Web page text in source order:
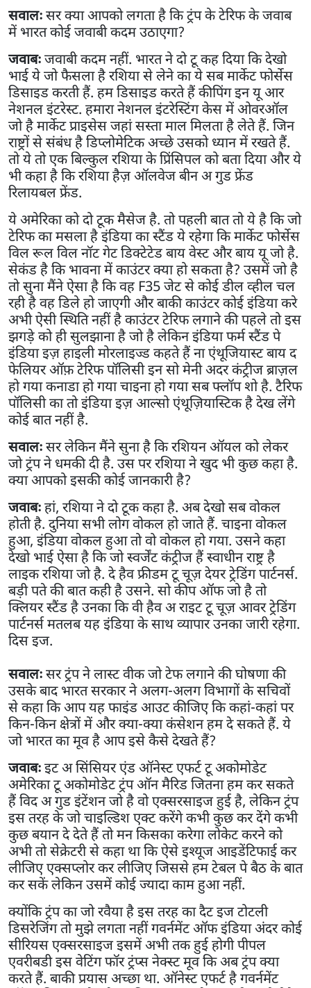
सवालःसर क्या आपको लगता है कि ट्रंप के टेरिफ के जवाब
में भारत कोई जवाबी कदम उठाएगा?
जवाबःजवाबी कदम नहीं. भारत ने दो टू कह दिया कि देखो
भाई ये जो फैसला है रशिया से लेने का ये सब मार्केट फोर्सेस
डिसाइड करती हैं. हम डिसाइड करते हैं कीपिंग इन यू आर
नेशनल इंटरेस्ट. हमारा नेशनल इंटरेस्टिंग केस में ओवरऑल
जो है मार्केट प्राइसेस जहां सस्ता माल मिलता है लेते हैं. जिन
राष्ट्रों से संबंध है डिप्लोमेटिक अच्छे उसको ध्यान में रखते हैं.
तो ये तो एक बिल्कुल रशिया के प्रिंसिपल को बता दिया और ये
भी कहा है कि रशिया हैज़ ऑलवेज बीन अ गुड फ्रेंड
रिलायबल फ्रेंड.
ये अमेरिका को दो टूक मैसेज है. तो पहली बात तो ये है कि जो
टेरिफ का मसला है इंडिया का स्टैंड ये रहेगा कि मार्केट फोर्सेस
विल रूल विल नॉट गेट डिक्टेटेड बाय वेस्ट और बाय यू जो है.
सेकंड है कि भावना में काउंटर क्या हो सकता है? उसमें जो है
तो सुना मैंने ऐसा है कि वह F35 जेट से कोई डील व्हील चल
रही है वह डिले हो जाएगी और बाकी काउंटर कोई इंडिया करे
अभी ऐसी स्थिति नहीं है काउंटर टेरिफ लगाने की पहले तो इस
झगड़े को ही सुलझाना है जो है लेकिन इंडिया फर्म स्टैंड पे
इंडिया इज़ हाइली मोरलाइज्ड कहते हैं ना एंथूजियास्ट बाय द
फेलियर ऑफ़ टेरिफ पॉलिसी इन सो मेनी अदर कंट्रीज ब्राज़ल
हो गया कनाडा हो गया चाइना हो गया सब फ्लॉप शो है. टैरिफ
पॉलिसी का तो इंडिया इज़ आल्सो एंथूज़ियास्टिक है देख लेंगे
कोई बात नहीं है.
सवालःसर लेकिन मैंने सुना है कि रशियन ऑयल को लेकर
जो ट्रंप ने धमकी दी है. उस पर रशिया ने खुद भी कुछ कहा है.
क्या आपको इसकी कोई जानकारी है?
जवाबःहां, रशिया ने दो टूक कहा है. अब देखो सब वोकल
होती है. दुनिया सभी लोग वोकल हो जाते हैं. चाइना वोकल
हुआ, इंडिया वोकल हुआ तो वो वोकल हो गया. उसने कहा
देखो भाई ऐसा है कि जो स्वर्जेंट कंट्रीज हैं स्वाधीन राष्ट्र है
लाइक रशिया जो है. दे हैव फ्रीडम टू चूज़ देयर ट्रेडिंग पार्टनर्स.
बड़ी पते की बात कही है उसने. सो कीप ऑफ जो है तो
क्लियर स्टैंड है उनका कि वी हैव अ राइट टू चूज़ आवर ट्रेडिंग
पार्टनर्स मतलब यह इंडिया के साथ व्यापार उनका जारी रहेगा.
दिस इज.
सवालःसर ट्रंप ने लास्ट वीक जो टेफ लगाने की घोषणा की
उसके बाद भारत सरकार ने अलग-अलग विभागों के सचिवों
से कहा कि आप यह फाइंड आउट कीजिए कि कहां-कहां पर
किन-किन क्षेत्रों में और क्या-क्या कंसेशन हम दे सकते हैं. ये
जो भारत का मूव है आप इसे कैसे देखते हैं?
जवाबःइट अ सिंसियर एंड ऑनेस्ट एफर्ट टू अकोमोडेट
अमेरिका टू अकोमोडेट ट्रंप ऑन मैरिड जितना हम कर सकते
हैं विद अ गुड इंटेंशन जो है वो एक्सरसाइज हुई है, लेकिन ट्रंप
इस तरह के जो चाइल्डिश एक्ट करेंगे कभी कुछ कर देंगे कभी
कुछ बयान दे देते हैं तो मन किसका करेगा लोकेट करने को
अभी तो सेक्रेटरी से कहा था कि ऐसे इश्यूज आइडेंटिफाई कर
लीजिए एक्सप्लोर कर लीजिए जिससे हम टेबल पे बैठ के बात
कर सकें लेकिन उसमें कोई ज्यादा काम हुआ नहीं.
क्योंकि ट्रंप का जो रवैया है इस तरह का दैट इज टोटली
डिसरेजिंग तो मुझे लगता नहीं गवर्नमेंट ऑफ इंडिया अंदर कोई
सीरियस एक्सरसाइज इसमें अभी तक हुई होगी पीपल
एवरीबडी इस वेटिंग फॉर ट्रंप्स नेक्स्ट मूव कि अब ट्रंप क्या
करते हैं. बाकी प्रयास अच्छा था. ऑनेस्ट एफर्ट है गवर्नमेंट